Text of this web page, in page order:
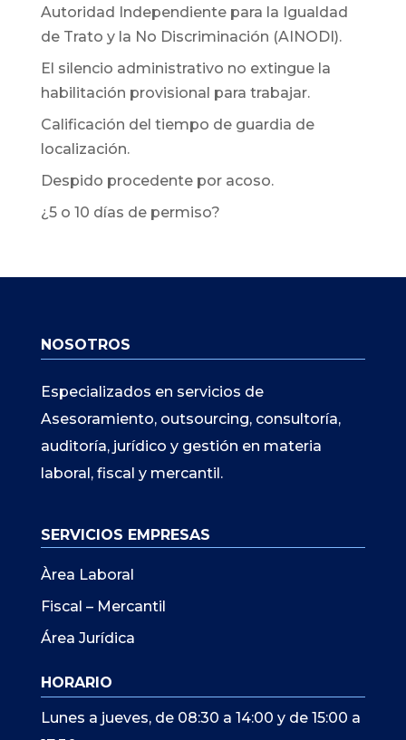
Autoridad Independiente para la Igualdad
de Trato y la No Discriminación (AINODI).
El silencio administrativo no extingue la
habilitación provisional para trabajar.
Calificación del tiempo de guardia de
localización.
Despido procedente por acoso.
¿5 o 10 días de permiso?
NOSOTROS
Especializados en servicios de
Asesoramiento, outsourcing, consultoría,
auditoría, jurídico y gestión en materia
laboral, fiscal y mercantil.
SERVICIOS EMPRESAS
Àrea Laboral
Fiscal – Mercantil
Área Jurídica
HORARIO
Lunes a jueves, de 08:30 a 14:00 y de 15:00 a